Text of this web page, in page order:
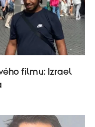
filmu: Izrael